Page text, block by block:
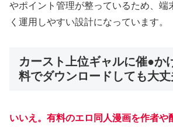
やポイント管理が整っているため、端
く運用しやすい設計になっています。
カースト上位ギャルに催●か
料でダウンロードしても大丈
いいえ。有料のエロ同人漫画を作者や